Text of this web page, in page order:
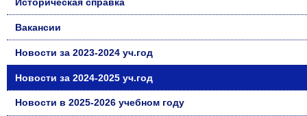
Вакансии
Новости за 2023-2024 уч.год
Новости за 2024-2025 уч.год
Новости в 2025-2026 учебном году